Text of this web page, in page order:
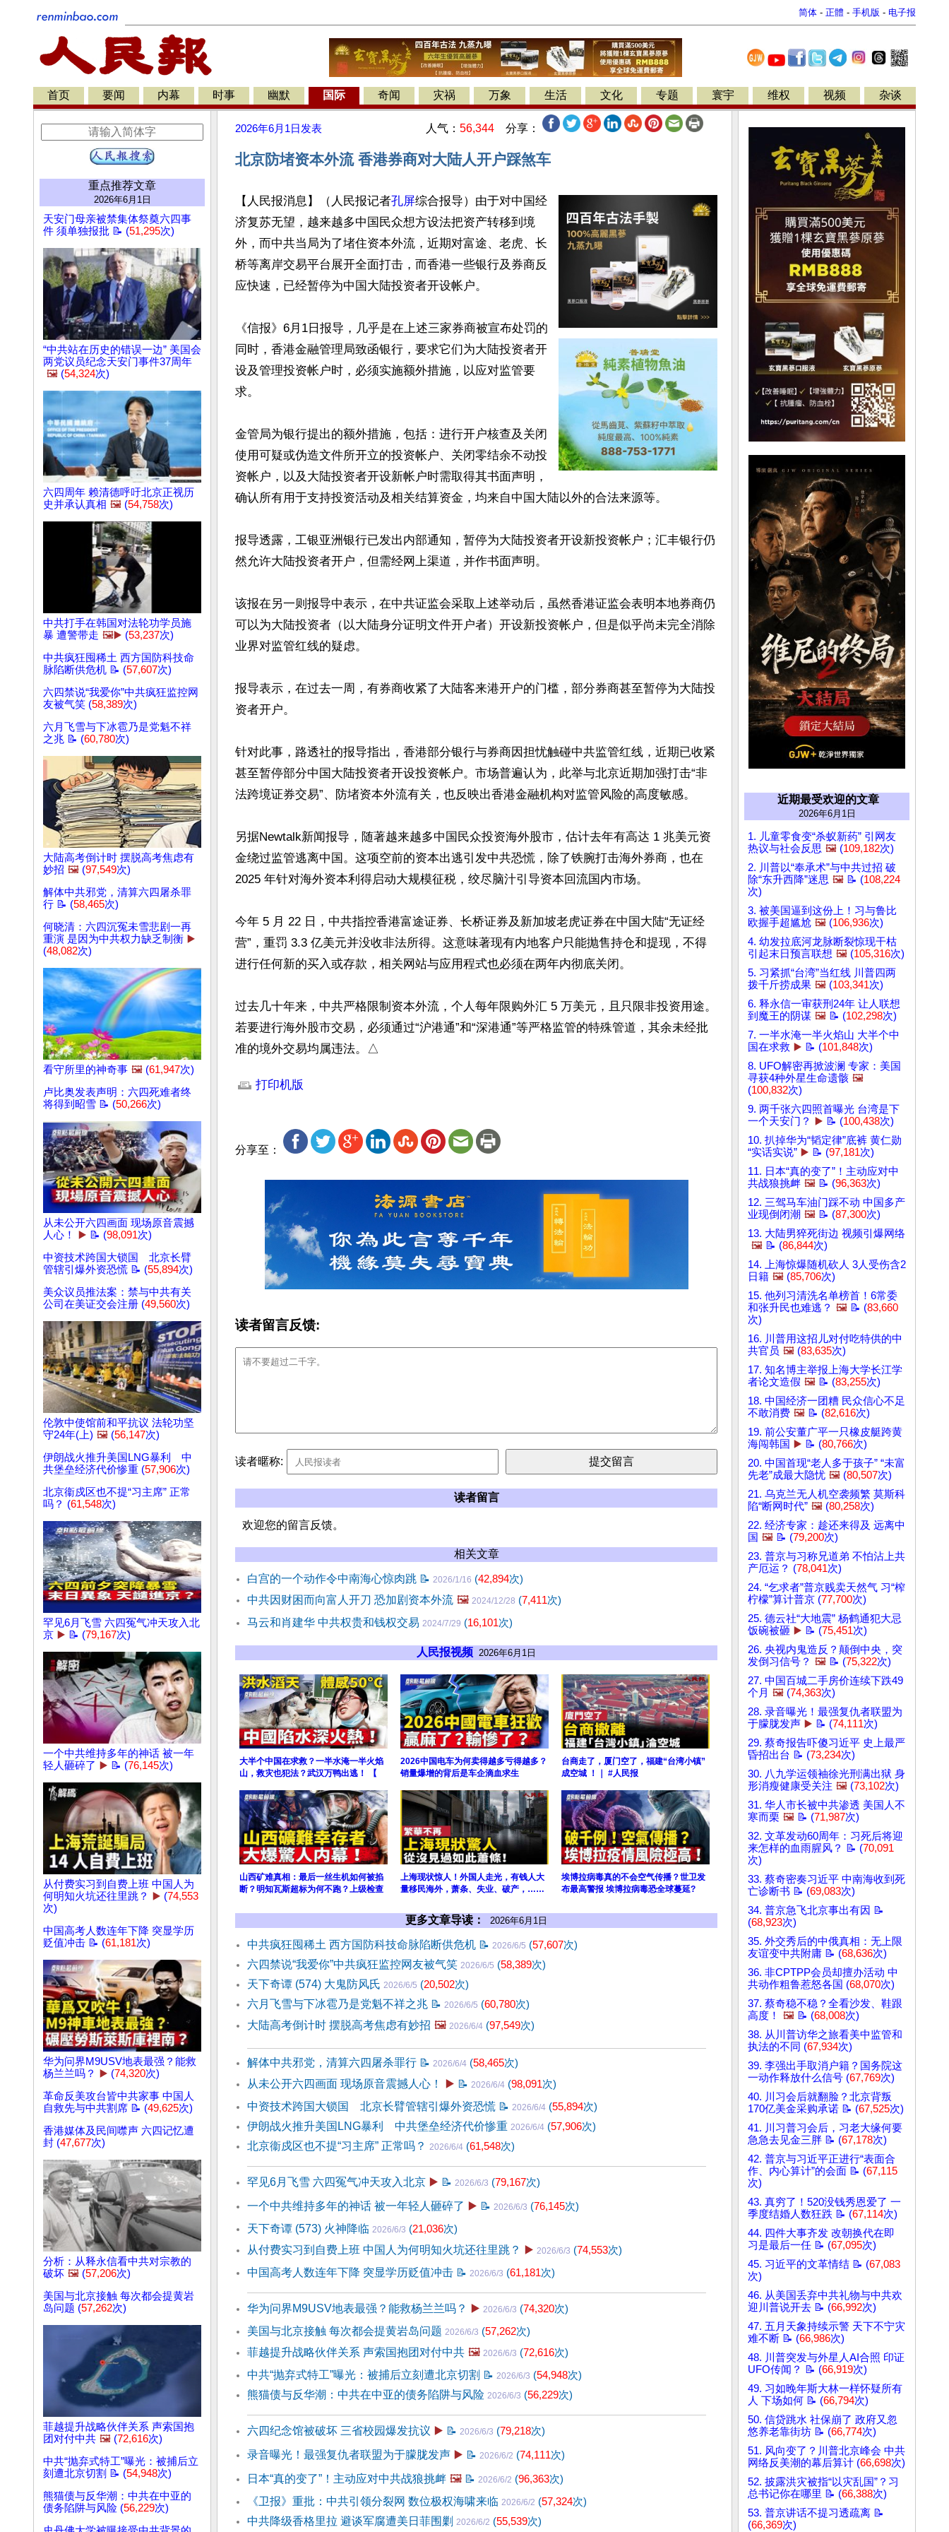
简体 - 正體 - 手机版 - 电子报
首页 要闻 内幕 时事 幽默 国际 奇闻 灾祸 万象 生活 文化 专题 寰宇 维权 视频 杂谈
重点推荐文章
2026年6月1日
天安门母亲被禁集体祭奠六四事
件 须单独报批 📝 (51,295次)
“中共站在历史的错误一边” 美国会
两党议员纪念天安门事件37周年
🖼️ (54,324次)
六四周年 赖清德呼吁北京正视历
史并承认真相 🖼️ (54,758次)
中共打手在韩国对法轮功学员施
暴 遭警带走 🖼️▶️ (53,237次)
中共疯狂囤稀土 西方国防科技命
脉陷断供危机 📝 (57,607次)
六四禁说“我爱你”中共疯狂监控网
友被气笑 (58,389次)
六月飞雪与下冰雹乃是党魁不祥
之兆 📝 (60,780次)
大陆高考倒计时 摆脱高考焦虑有
妙招 🖼️ (97,549次)
解体中共邪党，清算六四屠杀罪
行 📝 (58,465次)
何晓清：六四沉冤未雪悲剧一再
重演 是因为中共权力缺乏制衡 ▶️
(48,082次)
看守所里的神奇事 🖼️ (61,947次)
卢比奥发表声明：六四死难者终
将得到昭雪 📝 (50,266次)
从未公开六四画面 现场原音震撼
人心！
▶️ 📝 (98,091次)
中资技术跨国大锁国 北京长臂
管辖引爆外资恐慌 📝 (55,894次)
美众议员推法案：禁与中共有关
公司在美证交会注册 (49,560次)
伦敦中使馆前和平抗议 法轮功坚
守24年(上) 🖼️ (56,147次)
伊朗战火推升美国LNG暴利 中
共堡垒经济代价惨重 (57,906次)
北京衞戍区也不提“习主席” 正常
吗？ (61,548次)
罕见6月飞雪 六四冤气冲天攻入北
京 ▶️ 📝 (79,167次)
一个中共维持多年的神话 被一年
轻人砸碎了 ▶️ 📝 (76,145次)
从付费实习到自费上班 中国人为
何明知火坑还往里跳？
▶️ (74,553
次)
中国高考人数连年下降 突显学历
贬值冲击 📝 (61,181次)
华为问界M9USV地表最强？能救
杨兰兰吗？
▶️ (74,320次)
革命反美攻台皆中共家事 中国人
自救先与中共割席 📝 (49,625次)
香港媒体及民间噤声 六四记忆遭
封 (47,677次)
分析：从释永信看中共对宗教的
破坏 🖼️ (57,206次)
美国与北京接触 每次都会提黄岩
岛问题 (57,262次)
菲越提升战略伙伴关系 声索国抱
团对付中共 🖼️ (72,616次)
中共“抛弃式特工”曝光：被捕后立
刻遭北京切割 📝 (54,948次)
熊猫债与反华潮：中共在中亚的
债务陷阱与风险 (56,229次)
2026年6月1日 发表 人气： 56,344 分享：
北京防堵资本外流 香港券商对大陆人开户踩煞车
【人民报消息】（人民报记者孔屏综合报导）由于对中国经
济复苏无望，越来越多中国民众想方设法把资产转移到境
外，而中共当局为了堵住资本外流，近期对富途、老虎、长
桥等离岸交易平台展开全面打击，而香港一些银行及券商反
应快速，已经暂停为中国大陆投资者开设帐户。
《信报》6月1日报导，几乎是在上述三家券商被宣布处罚的
同时，香港金融管理局致函银行，要求它们为大陆投资者开
设及管理投资帐户时，必须实施额外措施，以应对监管要
求。
金管局为银行提出的额外措施，包括：进行开户核查及关闭
使用可疑或伪造文件所开立的投资帐户、关闭零结余不动投
资帐户，以及大陆投资者开设新帐户时需取得其书面声明，
确认所有用于支持投资活动及相关结算资金，均来自中国大陆以外的合法来源等。
报导透露，工银亚洲银行已发出内部通知，暂停为大陆投资者开设新投资帐户；汇丰银行仍
然允许大陆投资者开户，但需经网上渠道，并作书面声明。
该报在另一则报导中表示，在中共证监会采取上述举动后，虽然香港证监会表明本地券商仍
可以为大陆投资者（以大陆身分证明文件开户者）开设新投资帐户，但是似乎尚未完全消除
业界对监管红线的疑虑。
报导表示，在过去一周，有券商收紧了大陆客来港开户的门槛，部分券商甚至暂停为大陆投
资者开户。
针对此事，路透社的报导指出，香港部分银行与券商因担忧触碰中共监管红线，近期已收紧
甚至暂停部分中国大陆投资者开设投资帐户。市场普遍认为，此举与北京近期加强打击“非
法跨境证券交易”、防堵资本外流有关，也反映出香港金融机构对监管风险的高度敏感。
另据Newtalk新闻报导，随著越来越多中国民众投资海外股市，估计去年有高达 1 兆美元资
金绕过监管逃离中国。这项空前的资本出逃引发中共恐慌，除了铁腕打击海外券商，也在
2025 年针对海外资本利得启动大规模征税，绞尽脑汁引导资本回流国内市场。
今年 5 月 22 日，中共指控香港富途证券、长桥证券及新加坡老虎证券在中国大陆“无证经
营”，重罚 3.3 亿美元并没收非法所得。这意味著现有内地客户只能抛售持仓和提现，不得
进行任何新的买入或存款，相关网站与应用程式也必须在两年内彻底关闭。
过去几十年来，中共严格限制资本外流，个人每年限购外汇 5 万美元，且只限非投资用途。
若要进行海外股市交易，必须通过“沪港通”和“深港通”等严格监管的特殊管道，其余未经批
准的境外交易均属违法。△
打印机版
分享至：
读者留言反馈:
读者暱称:
读者留言
欢迎您的留言反馈。
相关文章
白宫的一个动作令中南海心惊肉跳 📝 2026/1/16 (42,894次)
中共因财困而向富人开刀 恐加剧资本外流 🖼️ 2024/12/28 (7,411次)
马云和肖建华 中共权贵和钱权交易 2024/7/29 (16,101次)
人民报视频 2026年6月1日
大半个中国在求救？一半水淹一半火焰
山，救灾也犯法？武汉万鸭出逃！ 【
2026中国电车为何卖得越多亏得越多？
销量爆增的背后是车企滴血求生
台商走了，厦门空了，福建“台湾小镇”
成空城 ！｜ #人民报
山西矿难真相：最后一丝生机如何被掐
断？明知瓦斯超标为何不跑？上级检查
上海现状惊人！外国人走光，有钱人大
量移民海外，萧条、失业、破产，……
埃博拉病毒真的不会空气传播？世卫发
布最高警报 埃博拉病毒恐全球蔓延?
更多文章导读： 2026年6月1日
中共疯狂囤稀土 西方国防科技命脉陷断供危机 📝 2026/6/5 (57,607次)
六四禁说“我爱你”中共疯狂监控网友被气笑 2026/6/5 (58,389次)
天下奇谭 (574) 大鬼防风氏 2026/6/5 (20,502次)
六月飞雪与下冰雹乃是党魁不祥之兆 📝 2026/6/5 (60,780次)
大陆高考倒计时 摆脱高考焦虑有妙招 🖼️ 2026/6/4 (97,549次)
解体中共邪党，清算六四屠杀罪行 📝 2026/6/4 (58,465次)
从未公开六四画面 现场原音震撼人心！
▶️ 📝 2026/6/4 (98,091次)
中资技术跨国大锁国 北京长臂管辖引爆外资恐慌 📝 2026/6/4 (55,894次)
伊朗战火推升美国LNG暴利 中共堡垒经济代价惨重 2026/6/4 (57,906次)
北京衞戍区也不提“习主席” 正常吗？ 2026/6/4 (61,548次)
罕见6月飞雪 六四冤气冲天攻入北京 ▶️ 📝 2026/6/3 (79,167次)
一个中共维持多年的神话 被一年轻人砸碎了 ▶️ 📝 2026/6/3 (76,145次)
天下奇谭 (573) 火神降临 2026/6/3 (21,036次)
从付费实习到自费上班 中国人为何明知火坑还往里跳？ ▶️ 2026/6/3 (74,553次)
中国高考人数连年下降 突显学历贬值冲击 📝 2026/6/3 (61,181次)
华为问界M9USV地表最强？能救杨兰兰吗？ ▶️ 2026/6/3 (74,320次)
美国与北京接触 每次都会提黄岩岛问题 2026/6/3 (57,262次)
菲越提升战略伙伴关系 声索国抱团对付中共 🖼️ 2026/6/3 (72,616次)
中共“抛弃式特工”曝光：被捕后立刻遭北京切割 📝 2026/6/3 (54,948次)
熊猫债与反华潮：中共在中亚的债务陷阱与风险 2026/6/3 (56,229次)
六四纪念馆被破坏 三省校园爆发抗议 ▶️ 📝 2026/6/3 (79,218次)
录音曝光！最强复仇者联盟为于朦胧发声 ▶️ 📝 2026/6/2 (74,111次)
日本“真的变了”！主动应对中共战狼挑衅 🖼️ 📝 2026/6/2 (96,363次)
《卫报》重批：中共引领分裂网 数位极权海啸来临 2026/6/2 (57,324次)
中共降级香格里拉 避谈军腐遭美日菲围剿 2026/6/2 (55,539次)
近期最受欢迎的文章
2026年6月1日
1. 儿童零食变“杀蚁新药” 引网友
热议与社会反思 🖼️ (109,182次)
2. 川普以“奉承术”与中共过招 破
除“东升西降”迷思 🖼️ 📝 (108,224
次)
3. 被美国逼到这份上！习与鲁比
欧握手超尴尬 🖼️ (106,936次)
4. 幼发拉底河龙脉断裂惊现干枯
引起末日预言联想 🖼️ (105,316次)
5. 习紧抓“台湾”当红线 川普四两
拨千斤捞成果 🖼️ (103,341次)
6. 释永信一审获刑24年 让人联想
到魔王的阴谋 🖼️ 📝 (102,298次)
7. 一半水淹一半火焰山 大半个中
国在求救 ▶️ 📝 (101,848次)
8. UFO解密再掀波澜 专家：美国
寻获4种外星生命遗骸 🖼️
(100,832次)
9. 两千张六四照首曝光 台湾是下
一个天安门？
▶️ 📝 (100,438次)
10. 扒掉华为“韬定律”底裤 黄仁勋
“实话实说” ▶️ 📝 (97,181次)
11. 日本“真的变了”！主动应对中
共战狼挑衅 🖼️ 📝 (96,363次)
12. 三驾马车油门踩不动 中国多产
业现倒闭潮 🖼️ 📝 (87,300次)
13. 大陆男猝死街边 视频引爆网络
🖼️ 📝 (86,844次)
14. 上海惊爆随机砍人 3人受伤含2
日籍 🖼️ (85,706次)
15. 他列习清洗名单榜首！6常委
和张升民也难逃？ 🖼️ 📝 (83,660
次)
16. 川普用这招儿对付吃特供的中
共官员 🖼️ (83,635次)
17. 知名博主举报上海大学长江学
者论文造假 🖼️ 📝 (83,255次)
18. 中国经济一团糟 民众信心不足
不敢消费 🖼️ 📝 (82,616次)
19. 前公安董广平一只橡皮艇跨黄
海闯韩国 ▶️ 📝 (80,766次)
20. 中国首现“老人多于孩子” “未富
先老”成最大隐忧 🖼️ (80,507次)
21. 乌克兰无人机空袭频繁 莫斯科
陷“断网时代” 🖼️ (80,258次)
22. 经济专家：趁还来得及 远离中
国 🖼️ 📝 (79,200次)
23. 普京与习称兄道弟 不怕沾上共
产厄运？ (78,041次)
24. “乞求者”普京贱卖天然气 习“榨
柠檬”算计普京 (77,700次)
25. 德云社“大地震” 杨鹤通犯大忌
饭碗被砸 ▶️ 📝 (75,451次)
26. 央视内鬼造反？颠倒中央，突
发倒习信号？ 🖼️ 📝 (75,322次)
27. 中国百城二手房价连续下跌49
个月 🖼️ (74,363次)
28. 录音曝光！最强复仇者联盟为
于朦胧发声 ▶️ 📝 (74,111次)
29. 蔡奇报告吓傻习近平 史上最严
昏招出台 📝 (73,234次)
30. 八九学运领袖徐光刑满出狱 身
形消瘦健康受关注 🖼️ (73,102次)
31. 华人市长被中共渗透 美国人不
寒而栗 🖼️ 📝 (71,987次)
32. 文革发动60周年：习死后将迎
来怎样的血雨腥风？ 📝 (70,091
次)
33. 蔡奇密奏习近平 中南海收到死
亡诊断书 📝 (69,083次)
34. 普京急飞北京事出有因 📝
(68,923次)
35. 外交秀后的中俄真相：无上限
友谊变中共附庸 📝 (68,636次)
36. 非CPTPP会员却擅办活动 中
共动作粗鲁惹怒各国 (68,070次)
37. 蔡奇稳不稳？全看沙发、鞋跟
高度！
🖼️ 📝 (68,008次)
38. 从川普访华之旅看美中监管和
执法的不同 (67,934次)
39. 李强出手取消户籍？国务院这
一动作释放什么信号 (67,769次)
40. 川习会后就翻脸？北京背叛
170亿美金采购承诺 📝 (67,525次)
41. 川习普习会后，习老大缘何要
急急去见金三胖 📝 (67,178次)
42. 普京与习近平正进行“表面合
作、内心算计”的会面 📝 (67,115
次)
43. 真穷了！520没钱秀恩爱了 一
季度结婚人数狂跌 📝 (67,114次)
44. 四件大事齐发 改朝换代在即
习是最后一任 📝 (67,095次)
45. 习近平的文革情结 📝 (67,083
次)
46. 从美国丢弃中共礼物与中共欢
迎川普说开去 📝 (66,992次)
47. 五月天象持续示警 天下不宁灾
难不断 📝 (66,986次)
48. 川普突发与外星人AI合照 印证
UFO传闻？ 📝 (66,919次)
49. 习如晚年斯大林一样怀疑所有
人 下场如何 📝 (66,794次)
50. 信贷跳水 社保崩了 政府又忽
悠养老靠街坊 📝 (66,774次)
51. 风向变了？川普北京峰会 中共
网络反美潮的幕后算计 (66,698次)
52. 披露洪灾被指“以灾乱国”？习
总书记你在哪里 📝 (66,388次)
53. 普京讲话不提习透疏离 📝
(66,369次)